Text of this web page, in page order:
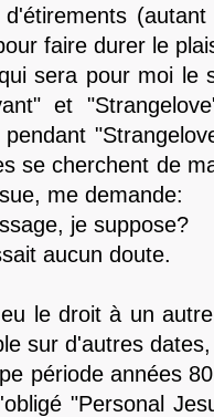
faire durer le
sera pour moi le
et
se cherchent de
me demande:
je suppose?
aucun doute.
le droit à un
sur d'autres
période années
"Personal